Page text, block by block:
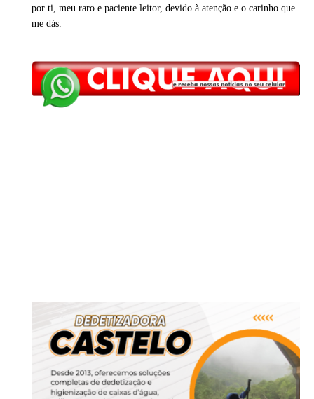
por ti, meu raro e paciente leitor, devido à atenção e o carinho que
me dás.